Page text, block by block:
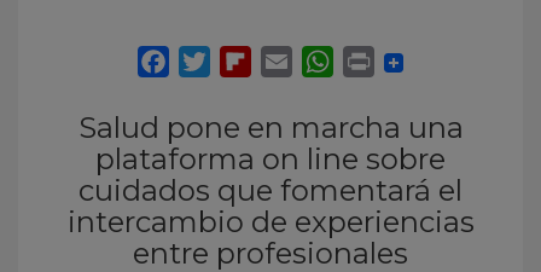
Salud pone en marcha una
plataforma on line sobre
cuidados que fomentará el
intercambio de experiencias
entre profesionales